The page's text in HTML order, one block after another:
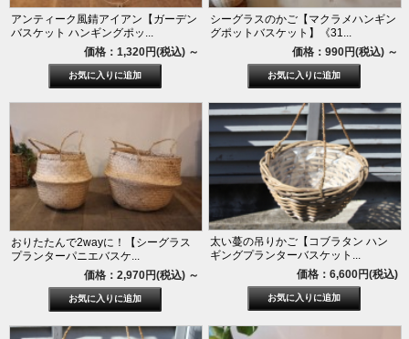
アンティーク風錆アイアン【ガーデン
バスケット ハンギングポッ...
価格：1,320円(税込) ～
シーグラスのかご【マクラメハンギン
グポットバスケット】《31...
価格：990円(税込) ～
おりたたんで2wayに！【シーグラス
プランターパニエバスケ...
価格：2,970円(税込) ～
太い蔓の吊りかご【コブラタン ハン
ギングプランターバスケット...
価格：6,600円(税込)